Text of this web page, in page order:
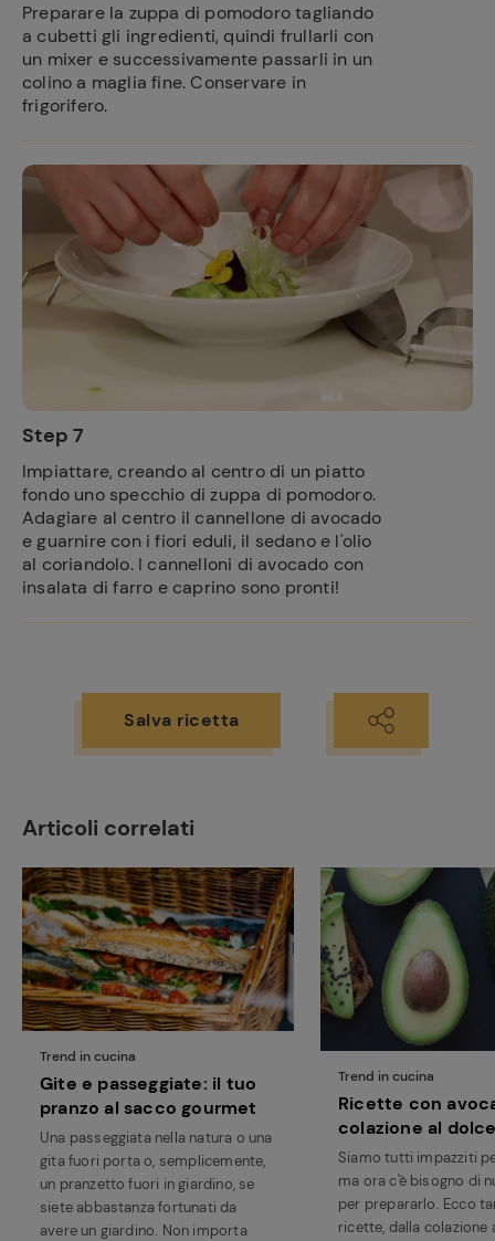
Preparare la zuppa di pomodoro tagliando
a cubetti gli ingredienti, quindi frullarli con
un mixer e successivamente passarli in un
colino a maglia fine. Conservare in
frigorifero.
Step 7
Impiattare, creando al centro di un piatto
fondo uno specchio di zuppa di pomodoro.
Adagiare al centro il cannellone di avocado
e guarnire con i fiori eduli, il sedano e l'olio
al coriandolo. I cannelloni di avocado con
insalata di farro e caprino sono pronti!
Salva ricetta
Articoli correlati
Trend in cucina
Gite e passeggiate: il tuo
pranzo al sacco gourmet
Una passeggiata nella natura o una
gita fuori porta o, semplicemente,
un pranzetto fuori in giardino, se
siete abbastanza fortunati da
avere un giardino. Non importa
Trend in cucina
Ricette con
colazione al
Siamo tutti impazziti
ma ora c'è bisogno di
per prepararlo. Ecco
ricette, dalla colazione